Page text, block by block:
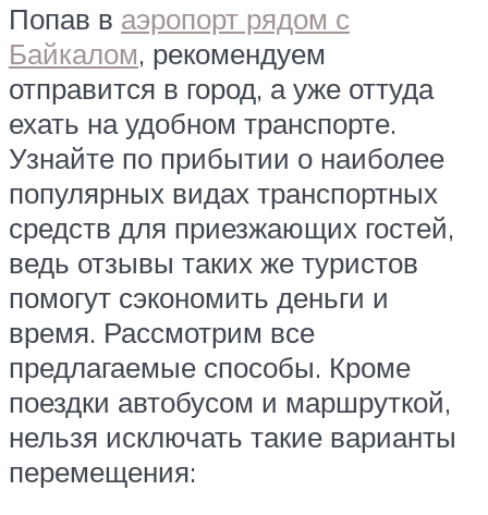
Попав в аэропорт рядом с
Байкалом, рекомендуем
отправится в город, а уже оттуда
ехать на удобном транспорте.
Узнайте по прибытии о наиболее
популярных видах транспортных
средств для приезжающих гостей,
ведь отзывы таких же туристов
помогут сэкономить деньги и
время. Рассмотрим все
предлагаемые способы. Кроме
поездки автобусом и маршруткой,
нельзя исключать такие варианты
перемещения: